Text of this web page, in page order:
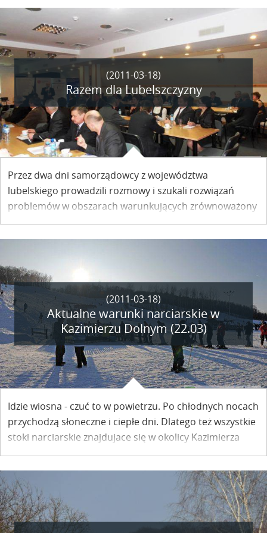
przedwojennych.
(2011-03-18)
Razem dla Lubelszczyzny
Przez dwa dni samorządowcy z województwa
lubelskiego prowadzili rozmowy i szukali rozwiązań
problemów w obszarach warunkujących zrównoważony
rozwój Lubelszczyzny. I Konwent Samorządów
Lubelszczyzny odbył się w Kazimierzu Dolnym.
(2011-03-18)
Aktualne warunki narciarskie w
Kazimierzu Dolnym (22.03)
Idzie wiosna - czuć to w powietrzu. Po chłodnych nocach
przychodzą słoneczne i ciepłe dni. Dlatego też wszystkie
stoki narciarskie znajdujace się w okolicy Kazimierza
Dolnego zostały zamknięte.Sezon narciarski
2010/2011 został zakończony!